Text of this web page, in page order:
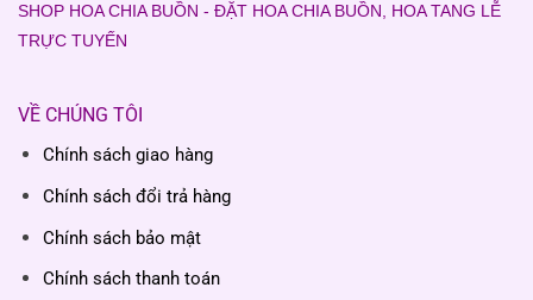
SHOP HOA CHIA BUỒN - ĐẶT HOA CHIA BUỒN, HOA TANG LỄ
TRỰC TUYẾN
VỀ CHÚNG TÔI
Chính sách giao hàng
Chính sách đổi trả hàng
Chính sách bảo mật
Chính sách thanh toán